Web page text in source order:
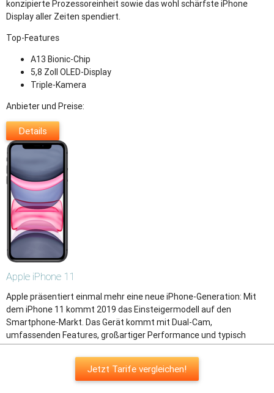
konzipierte Prozessoreinheit sowie das wohl schärfste iPhone
Display aller Zeiten spendiert.
Top-Features
A13 Bionic-Chip
5,8 Zoll OLED-Display
Triple-Kamera
Anbieter und Preise:
Details
Apple iPhone 11
Apple präsentiert einmal mehr eine neue iPhone-Generation: Mit
dem iPhone 11 kommt 2019 das Einsteigermodell auf den
Smartphone-Markt. Das Gerät kommt mit Dual-Cam,
umfassenden Features, großartiger Performance und typisch
elegantem Apple-Design.
Jetzt Tarife vergleichen!